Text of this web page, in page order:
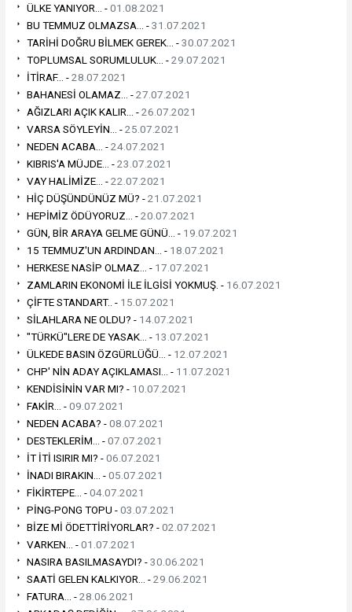
ÜLKE YANIYOR... -01.08.2021
BU TEMMUZ OLMAZSA... -31.07.2021
TARİHİ DOĞRU BİLMEK GEREK... -30.07.2021
TOPLUMSAL SORUMLULUK... -29.07.2021
İTİRAF... -28.07.2021
BAHANESİ OLAMAZ... -27.07.2021
AĞIZLARI AÇIK KALIR... -26.07.2021
VARSA SÖYLEYİN... -25.07.2021
NEDEN ACABA... -24.07.2021
KIBRIS'A MÜJDE... -23.07.2021
VAY HALİMİZE... -22.07.2021
HİÇ DÜŞÜNDÜNÜZ MÜ? -21.07.2021
HEPİMİZ ÖDÜYORUZ... -20.07.2021
GÜN, BİR ARAYA GELME GÜNÜ... - 19.07.2021
15 TEMMUZ'UN ARDINDAN... - 18.07.2021
HERKESE NASİP OLMAZ... - 17.07.2021
ZAMLARIN EKONOMİ İLE İLGİSİ YOKMUŞ. - 16.07.2021
ÇİFTE STANDART.. - 15.07.2021
SİLAHLARA NE OLDU? - 14.07.2021
"TÜRKÜ"LERE DE YASAK... - 13.07.2021
ÜLKEDE BASIN ÖZGÜRLÜĞÜ... - 12.07.2021
CHP' NİN ADAY AÇIKLAMASI... - 11.07.2021
KENDİSİNİN VAR MI? - 10.07.2021
FAKİR... -09.07.2021
NEDEN ACABA? -08.07.2021
DESTEKLERİM... -07.07.2021
İT İTİ ISIRIR MI? -06.07.2021
İNADI BIRAKIN... -05.07.2021
FİKİRTEPE... -04.07.2021
PİNG-PONG TOPU -03.07.2021
BİZE Mİ ÖDETTİRİYORLAR? -02.07.2021
VARKEN... -01.07.2021
NASIRA BASILMASAYDI? -30.06.2021
SAATİ GELEN KALKIYOR... -29.06.2021
FATURA... -28.06.2021